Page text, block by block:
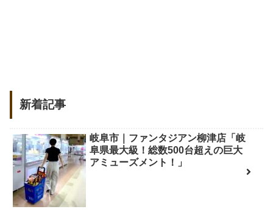
新着記事
岐阜市｜ファンタジアン柳津店「岐
阜県最大級！総数500台超えの巨大
アミューズメント！」